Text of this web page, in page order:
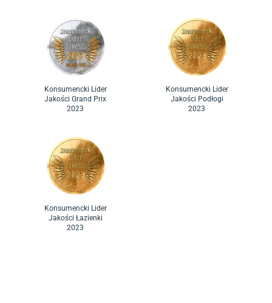
Konsumencki Lider
Jakości Grand Prix
2023
Konsumencki Lider
Jakości Podłogi
2023
Konsumencki Lider
Jakości Łazienki
2023